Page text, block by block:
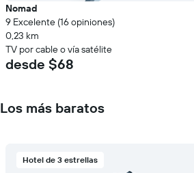
Nomad
9 Excelente (16 opiniones)
0,23 km
TV por cable o vía satélite
desde $68
Los más baratos
Hotel de 3 estrellas